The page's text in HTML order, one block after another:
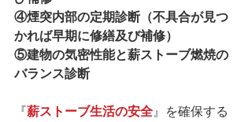
④煙突内部の定期診断（不具合が見つ
かれば早期に修繕及び補修）
⑤建物の気密性能と薪ストーブ燃焼の
バランス診断
『薪ストーブ生活の安全 』を確保する